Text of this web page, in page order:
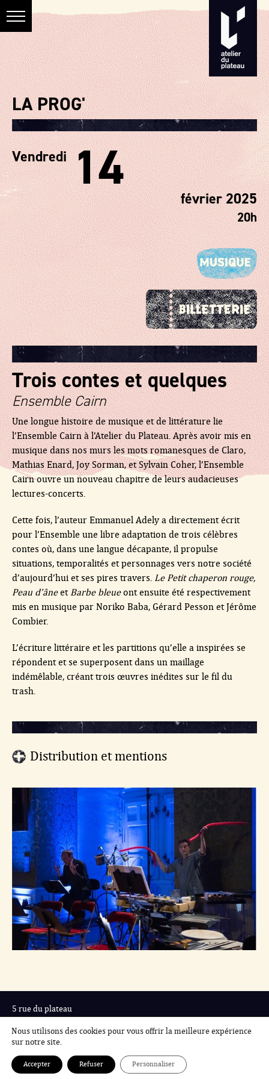
LA PROG'
Trois contes et quelques
Ensemble Cairn
Une longue histoire de musique et de littérature lie
l’Ensemble Cairn à l’Atelier du Plateau. Après avoir mis en
musique dans nos murs les mots romanesques de Claro,
Mathias Enard, Joy Sorman, et Sylvain Coher, l’Ensemble
Cairn ouvre un nouveau chapitre de leurs audacieuses
lectures-concerts.
Cette fois, l’auteur Emmanuel Adely a directement écrit
pour l’Ensemble une libre adaptation de trois célèbres
contes où, dans une langue décapante, il propulse
situations, temporalités et personnages vers notre société
d’aujourd’hui et ses pires travers. Le Petit chaperon rouge,
Peau d’âneet Barbe bleueont ensuite été respectivement
mis en musique par Noriko Baba, Gérard Pesson et Jérôme
Combier.
L’écriture littéraire et les partitions qu’elle a inspirées se
répondent et se superposent dans un maillage
indémêlable, créant trois œuvres inédites sur le fil du
trash.
Vendredi 14 février 2025
20h
Distribution et mentions
5 rue du plateau
01 42 41 28 22
Mentions légales
Nous utilisons des cookies pour vous offrir la meilleure expérience
sur notre site.
Accepter Refuser Personnaliser